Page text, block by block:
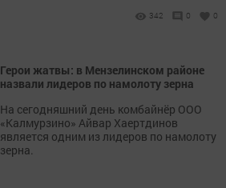
342 0 0
Герои жатвы: в Мензелинском районе
назвали лидеров по намолоту зерна
На сегодняшний день комбайнёр ООО
«Калмурзино» Айвар Хаертдинов
является одним из лидеров по намолоту
зерна.